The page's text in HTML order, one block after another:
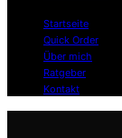
Startseite
Quick Order
Über mich
Ratgeber
Kontakt